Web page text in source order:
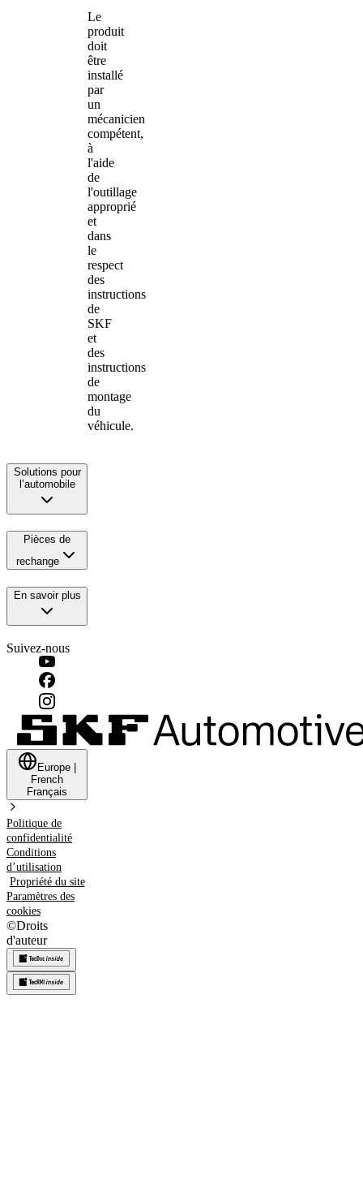
Le
produit
doit
être
installé
par
un
mécanicien
compétent,
à
l'aide
de
l'outillage
approprié
et
dans
le
respect
des
instructions
de
SKF
et
des
instructions
de
montage
du
véhicule.
Solutions pour
l’automobile
Pièces de
rechange
En savoir plus
Suivez-nous
Europe
French
Français
Politique de
confidentialité
Conditions
d’utilisation
Propriété du site
Paramètres des
cookies
©Droits
d'auteur